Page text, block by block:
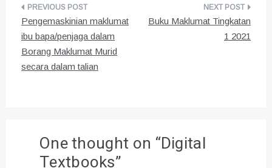
Post
navigation
Pengemaskinian maklumat
ibu bapa/penjaga dalam
Borang Maklumat Murid
secara dalam talian
Buku Maklumat Tingkatan
1 2021
One thought on “Digital
Textbooks”